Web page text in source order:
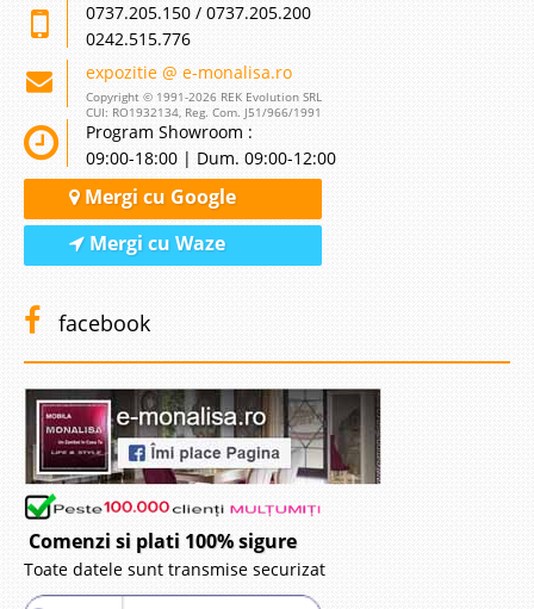
0737.205.150 / 0737.205.200
0242.515.776
expozitie @ e-monalisa.ro
Copyright © 1991-2026 REK Evolution SRL
CUI: RO1932134, Reg. Com. J51/966/1991
Program Showroom :
09:00-18:00 | Dum. 09:00-12:00
Mergi cu Google
Mergi cu Waze
facebook
Comenzi si plati 100% sigure
Toate datele sunt transmise securizat